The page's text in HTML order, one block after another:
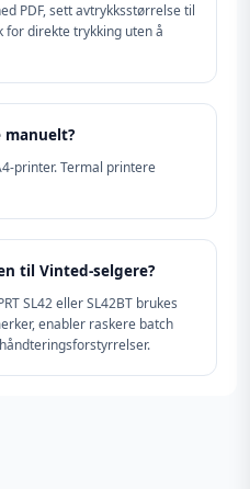
PDF, sett avtrykksstørrelse til
direkte trykking uten å
manuelt?
printer. Termal printere
til Vinted-selgere?
SL42 eller SL42BT brukes
enabler raskere batch